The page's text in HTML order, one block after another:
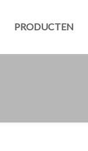
PRODUCTEN